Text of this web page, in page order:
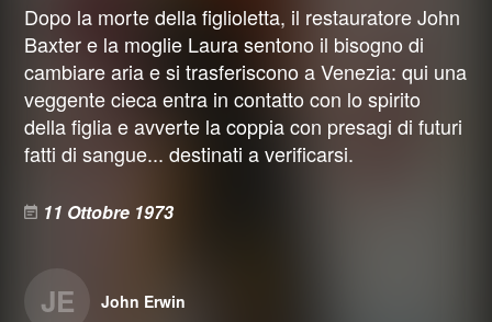
Dopo la morte della figlioletta, il restauratore John
Baxter e la moglie Laura sentono il bisogno di
cambiare aria e si trasferiscono a Venezia: qui una
veggente cieca entra in contatto con lo spirito
della figlia e avverte la coppia con presagi di futuri
fatti di sangue... destinati a verificarsi.
11 Ottobre 1973
JE John Erwin